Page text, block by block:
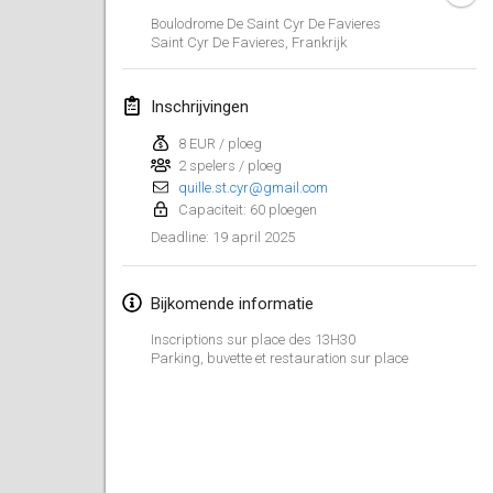
Boulodrome De Saint Cyr De Favieres
Saint Cyr De Favieres Frankrijk
Inschrijvingen
8 EUR / ploeg
2 spelers / ploeg
quille.st.cyr@gmail.com
Capaciteit: 60 ploegen
Deadline: 19 april 2025
Bijkomende informatie
Inscriptions sur place des 13H30
Parking, buvette et restauration sur place
US Mölkky Winter
7 feb. 2025|
Open des vendanges tardives
8 feb. 2025|Frankrijk
Indoor de la CASAS
15 feb. 2025 Frankrijk